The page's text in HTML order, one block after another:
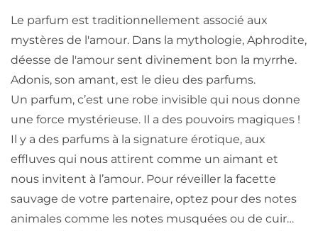
Le parfum est traditionnellement associé aux
mystères de l'amour. Dans la mythologie, Aphrodite,
déesse de l'amour sent divinement bon la myrrhe.
Adonis, son amant, est le dieu des parfums.
Un parfum, c’est une robe invisible qui nous donne
une force mystérieuse. Il a des pouvoirs magiques !
Il y a des parfums à la signature érotique, aux
effluves qui nous attirent comme un aimant et
nous invitent à l’amour. Pour réveiller la facette
sauvage de votre partenaire, optez pour des notes
animales comme les notes musquées ou de cuir…